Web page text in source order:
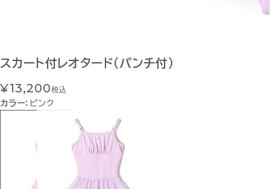
スカート付レオタード（パンチ付）
¥13,200税込
カラー： ピンク